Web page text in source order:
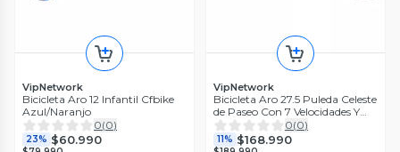
VipNetwork
Bicicleta Aro 12 Infantil Cfbike
Azul/Naranjo
0(0)
23% $60.990
VipNetwork
Bicicleta Aro 27.5 Puleda Celeste
de Paseo Con 7 Velocidades Y
Freno Disco
0(0)
11% $168.990